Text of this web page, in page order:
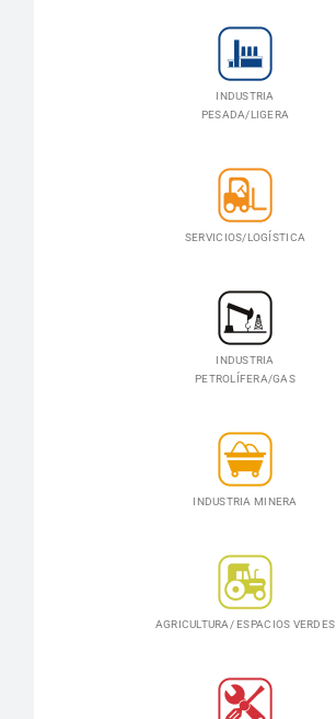
INDUSTRIA
PESADA/LIGERA
SERVICIOS/LOGÍSTICA
INDUSTRIA
PETROLÍFERA/GAS
INDUSTRIA MINERA
AGRICULTURA/ ESPACIOS VERDES